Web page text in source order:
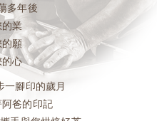
多年後
業
願
心
腳印的歲月
爸的印記